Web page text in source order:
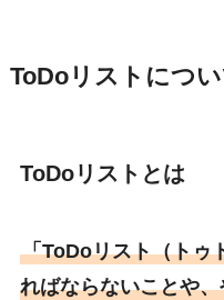
ToDoリストにつ
ToDoリストとは
「ToDoリスト（トゥ
ればならないことや